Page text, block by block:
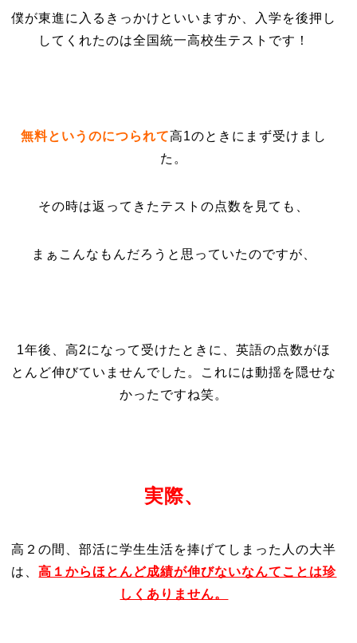
僕が東進に入るきっかけといいますか、入学を後押し
してくれたのは全国統一高校生テストです！
無料というのにつられて高1のときにまず受けまし
た。
その時は返ってきたテストの点数を見ても、
まぁこんなもんだろうと思っていたのですが、
1年後、高2になって受けたときに、英語の点数がほ
とんど伸びていませんでした。これには動揺を隠せな
かったですね笑。
実際、
高２の間、部活に学生生活を捧げてしまった人の大半
は、高１からほとんど成績が伸びないなんてことは珍
しくありません。